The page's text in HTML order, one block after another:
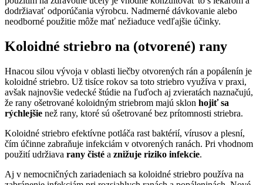
dodržiavať odporúčania výrobcu. Nadmerné dávkovanie alebo
neodborné použitie môže mať nežiaduce vedľajšie účinky.
Koloidné striebro na (otvorené) rany
Hnacou silou vývoja v oblasti liečby otvorených rán a popálenín je
koloidné striebro. Už tisíce rokov sa toto striebro využíva v praxi,
avšak najnovšie vedecké štúdie na ľuďoch aj zvieratách naznačujú,
že rany ošetrované koloidným striebrom majú sklon hojiť sa
rýchlejšie než rany, ktoré sú ošetrované bez prítomnosti striebra.
Koloidné striebro efektívne potláča rast baktérií, vírusov a plesní,
čím účinne zabraňuje infekciám v otvorených ranách. Pri vhodnom
použití udržiava rany čisté a znižuje riziko infekcie.
Aj v nemocničných zariadeniach sa koloidné striebro používa na